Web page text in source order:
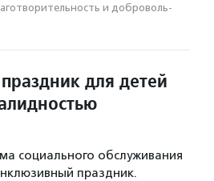
и доброволь­
для детей
социального обслуживания
праздник.